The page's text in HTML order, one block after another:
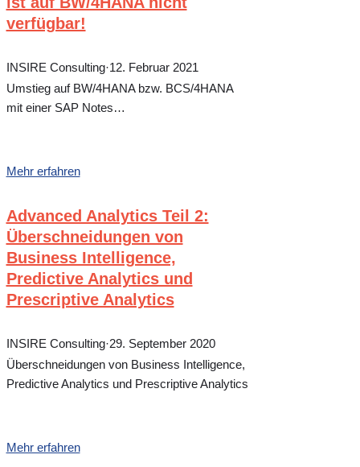
verfügbar!
INSIRE Consulting·12. Februar 2021
Umstieg auf BW/4HANA bzw. BCS/4HANA
mit einer SAP Notes…
Mehr erfahren
Advanced Analytics Teil 2:
Überschneidungen von
Business Intelligence,
Predictive Analytics und
Prescriptive Analytics
INSIRE Consulting·29. September 2020
Überschneidungen von Business Intelligence,
Predictive Analytics und Prescriptive Analytics
Mehr erfahren